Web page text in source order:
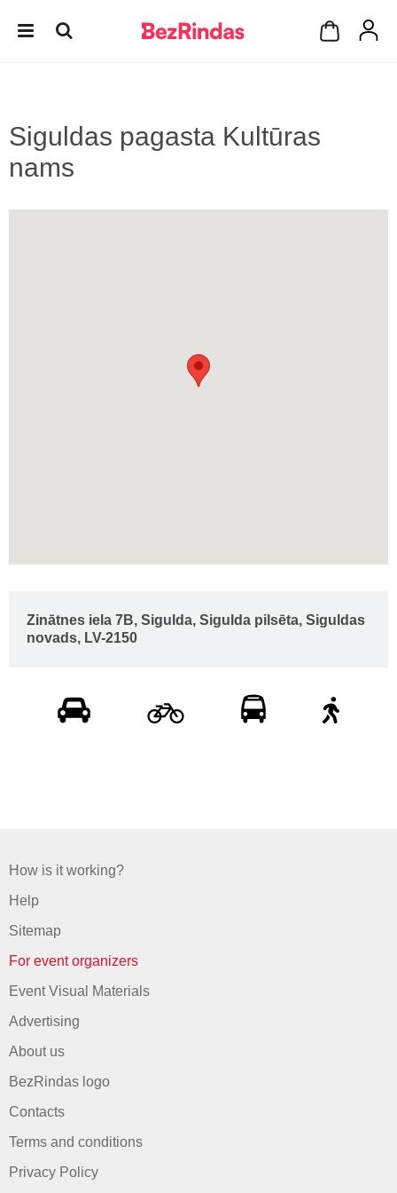
Siguldas pagasta Kultūras
nams
Zinātnes iela 7B, Sigulda, Sigulda pilsēta, Siguldas
novads, LV-2150
How is it working?
Help
Sitemap
For event organizers
Event Visual Materials
Advertising
About us
BezRindas logo
Contacts
Terms and conditions
Privacy Policy